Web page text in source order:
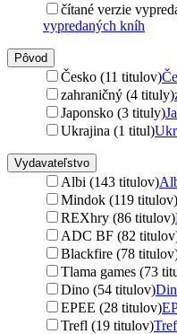
čítané verzie
vypredaných kníh
Pôvod
Česko (11 titulov)
zahraničný (4 tituly)
Japonsko (3 tituly)
Ukrajina (1 titul)
Vydavateľstvo
Albi (143 titulov)
Mindok (119 titulov)
REXhry (86 titulov)
ADC BF (82
Blackfire (78
Tlama games (73
Dino (54 titulov)
EPEE (28 titulov)
Trefl (19 titulov)